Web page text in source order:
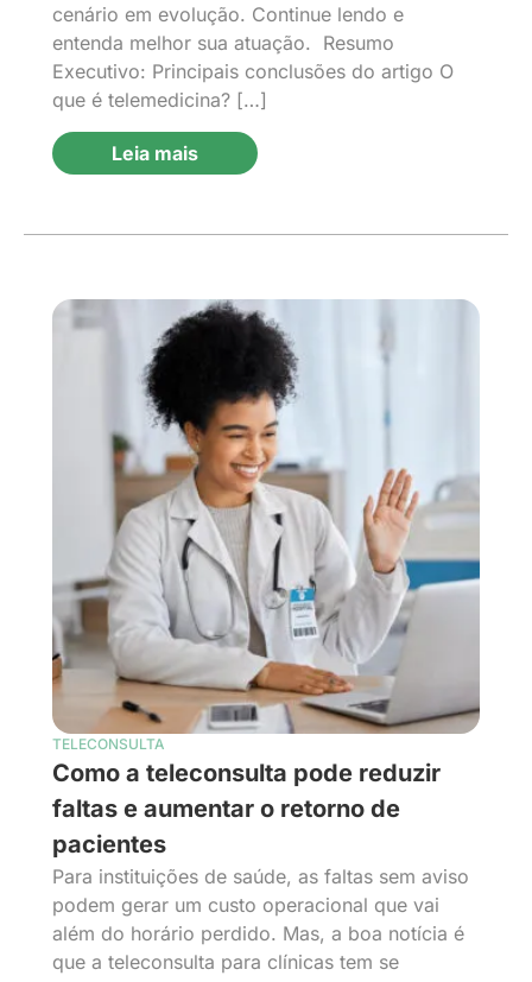
cenário em evolução. Continue lendo e
entenda melhor sua atuação. Resumo
Executivo: Principais conclusões do artigo O
que é telemedicina? […]
Leia mais
TELECONSULTA
Como a teleconsulta pode reduzir
faltas e aumentar o retorno de
pacientes
Para instituições de saúde, as faltas sem aviso
podem gerar um custo operacional que vai
além do horário perdido. Mas, a boa notícia é
que a teleconsulta para clínicas tem se